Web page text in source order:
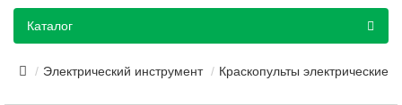
Каталог
Электрический инструмент Краскопульты электрические